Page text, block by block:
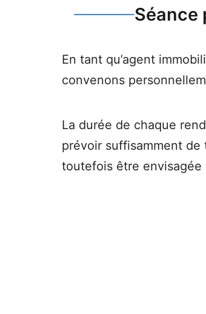
Séance
En tant qu’agent
convenons
La durée de chaque
prévoir suffisamment
toutefois être